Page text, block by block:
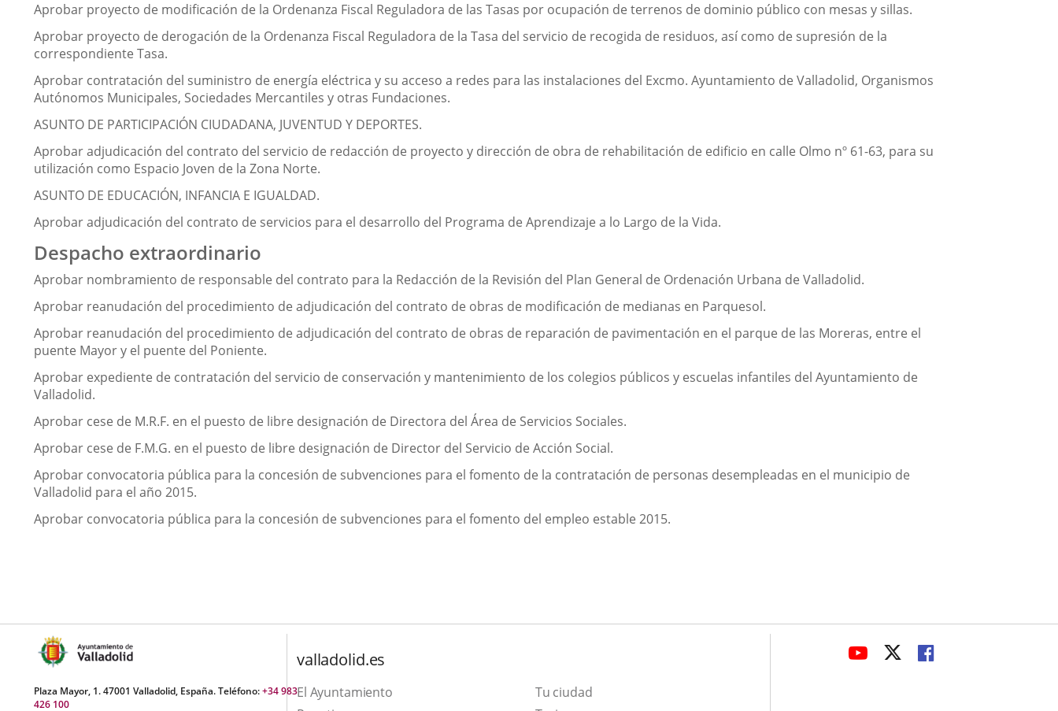
Aprobar proyecto de modificación de la Ordenanza Fiscal Reguladora de las Tasas por ocupación de terrenos de dominio público con mesas y sillas.
Aprobar proyecto de derogación de la Ordenanza Fiscal Reguladora de la Tasa del servicio de recogida de residuos, así como de supresión de la
correspondiente Tasa.
Aprobar contratación del suministro de energía eléctrica y su acceso a redes para las instalaciones del Excmo. Ayuntamiento de Valladolid, Organismos
Autónomos Municipales, Sociedades Mercantiles y otras Fundaciones.
ASUNTO DE PARTICIPACIÓN CIUDADANA, JUVENTUD Y DEPORTES.
Aprobar adjudicación del contrato del servicio de redacción de proyecto y dirección de obra de rehabilitación de edificio en calle Olmo nº 61-63, para su
utilización como Espacio Joven de la Zona Norte.
ASUNTO DE EDUCACIÓN, INFANCIA E IGUALDAD.
Aprobar adjudicación del contrato de servicios para el desarrollo del Programa de Aprendizaje a lo Largo de la Vida.
Despacho extraordinario
Aprobar nombramiento de responsable del contrato para la Redacción de la Revisión del Plan General de Ordenación Urbana de Valladolid.
Aprobar reanudación del procedimiento de adjudicación del contrato de obras de modificación de medianas en Parquesol.
Aprobar reanudación del procedimiento de adjudicación del contrato de obras de reparación de pavimentación en el parque de las Moreras, entre el
puente Mayor y el puente del Poniente.
Aprobar expediente de contratación del servicio de conservación y mantenimiento de los colegios públicos y escuelas infantiles del Ayuntamiento de
Valladolid.
Aprobar cese de M.R.F. en el puesto de libre designación de Directora del Área de Servicios Sociales.
Aprobar cese de F.M.G. en el puesto de libre designación de Director del Servicio de Acción Social.
Aprobar convocatoria pública para la concesión de subvenciones para el fomento de la contratación de personas desempleadas en el municipio de
Valladolid para el año 2015.
Aprobar convocatoria pública para la concesión de subvenciones para el fomento del empleo estable 2015.
Plaza Mayor, 1. 47001 Valladolid, España. Teléfono:+34 983
426 100
valladolid.es
El Ayuntamiento
Tu ciudad
LINK
LINKLINK